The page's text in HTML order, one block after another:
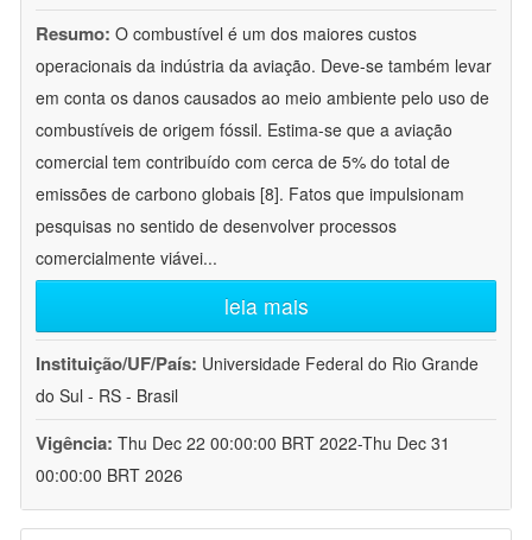
Resumo: O combustível é um dos maiores custos
operacionais da indústria da aviação. Deve-se também levar
em conta os danos causados ao meio ambiente pelo uso de
combustíveis de origem fóssil. Estima-se que a aviação
comercial tem contribuído com cerca de 5% do total de
emissões de carbono globais [8]. Fatos que impulsionam
pesquisas no sentido de desenvolver processos
comercialmente viávei...
leia mais
Instituição/UF/País: Universidade Federal do Rio Grande
do Sul - RS - Brasil
Vigência: Thu Dec 22 00:00:00 BRT 2022-Thu Dec 31
00:00:00 BRT 2026